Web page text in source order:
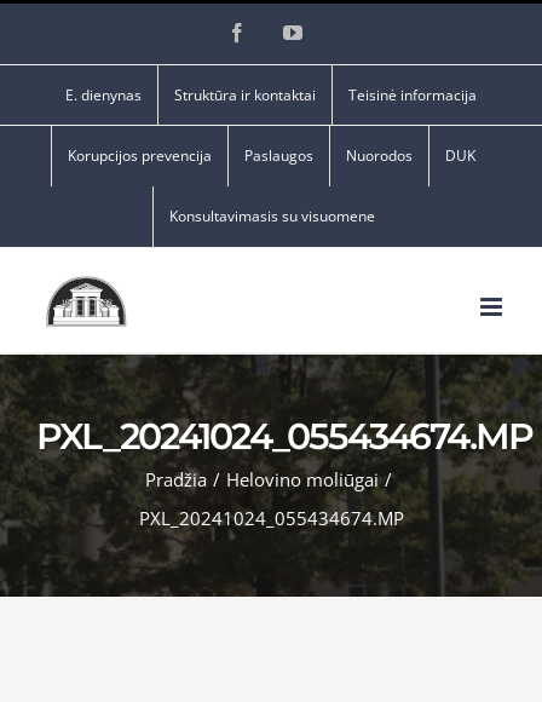
FacebookYouTube
E. dienynas Struktūra ir kontaktai Teisinė informacija
Korupcijos prevencija Paslaugos Nuorodos DUK
Konsultavimasis su visuomene
PXL_20241024_055434674.MP
Pradžia / Helovino moliūgai /
PXL_20241024_055434674.MP